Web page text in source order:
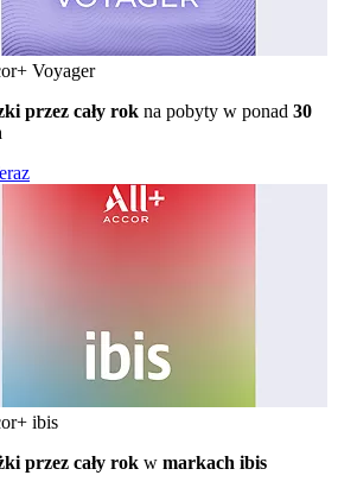
Voyager
przez cały rok na pobyty w ponad 30
ibis
przez cały rok w markach ibis